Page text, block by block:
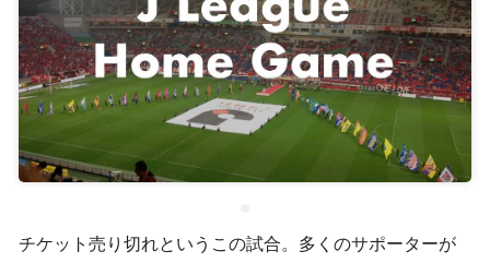
チケット売り切れというこの試合。多くのサポーターが